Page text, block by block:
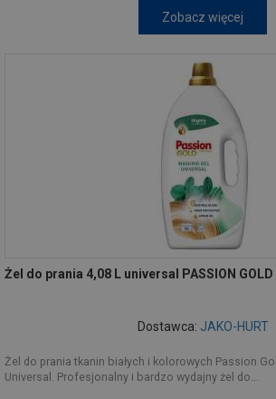
Zobacz więcej
Żel do prania 4,08 L universal PASSION GOLD
Dostawca: JAKO-HURT
Żel do prania tkanin białych i kolorowych Passion
Universal. Profesjonalny i bardzo wydajny żel do...